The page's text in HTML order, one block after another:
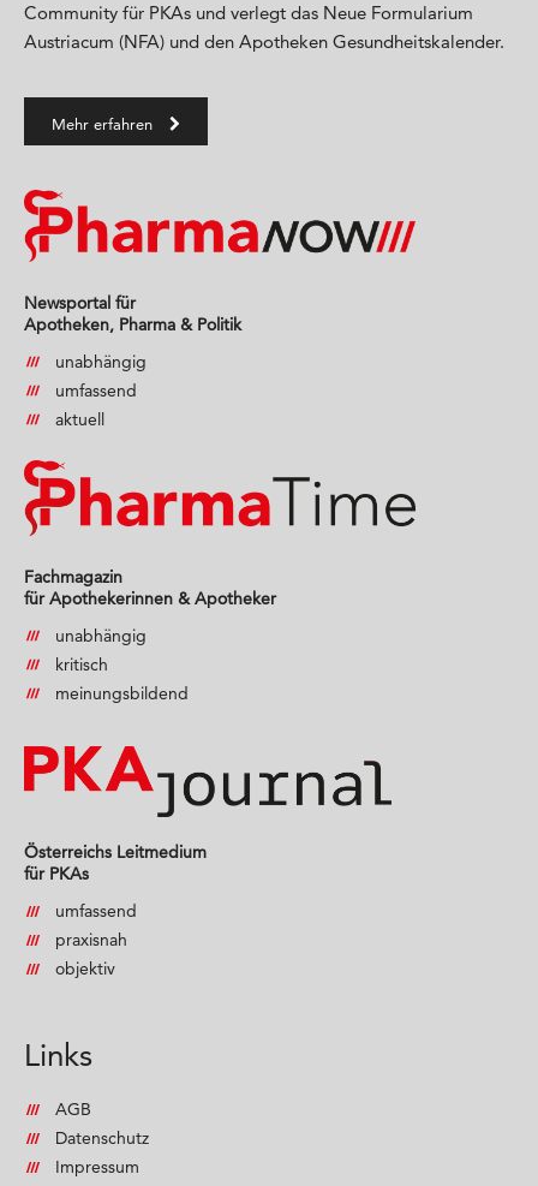
Community für PKAs und verlegt das Neue Formularium
Austriacum (NFA) und den Apotheken Gesundheitskalender.
Mehr erfahren
Newsportal für
Apotheken, Pharma & Politik
unabhängig
umfassend
aktuell
Fachmagazin
für Apothekerinnen & Apotheker
unabhängig
kritisch
meinungsbildend
Österreichs Leitmedium
für PKAs
umfassend
praxisnah
objektiv
Links
AGB
Datenschutz
Impressum